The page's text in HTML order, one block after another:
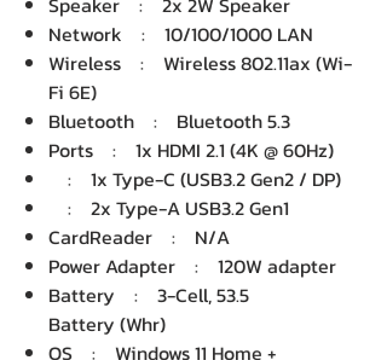
Network : 10/100/1000 LAN
Wireless : Wireless 802.11ax (Wi-
Fi 6E)
Bluetooth : Bluetooth 5.3
Ports : 1x HDMI 2.1 (4K @ 60Hz)
: 1x Type-C (USB3.2 Gen2 / DP)
: 2x Type-A USB3.2 Gen1
CardReader : N/A
Power Adapter : 120W adapter
Battery : 3-Cell, 53.5
Battery (Whr)
OS : Windows 11 Home +